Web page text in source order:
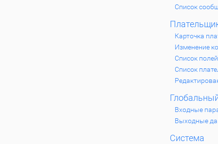
Список
Карточка
Изменение
Список
Список
Входные
Выходные
Система